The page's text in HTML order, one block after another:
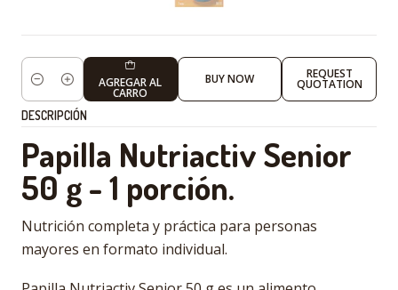
Cantidad AGREGAR AL
CARRO
BUY NOW REQUEST
QUOTATION
DESCRIPCIÓN
Papilla Nutriactiv Senior
50 g - 1 porción.
Nutrición completa y práctica para personas
mayores en formato individual.